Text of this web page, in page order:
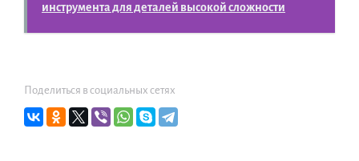
инструмента для деталей высокой сложности
Поделиться в социальных сетях